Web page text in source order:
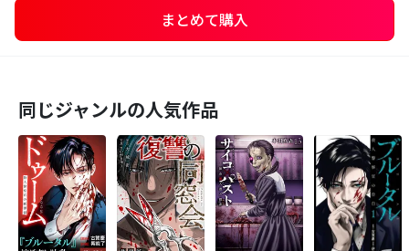
まとめて購入
同じジャンルの人気作品